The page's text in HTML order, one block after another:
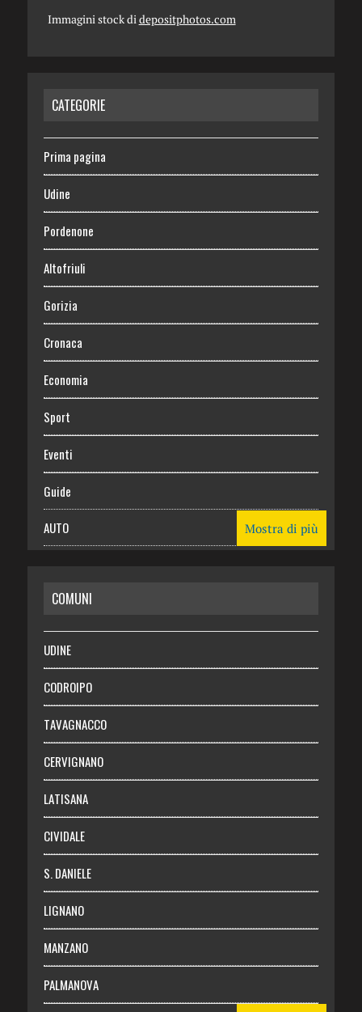
Immagini stock di depositphotos.com
CATEGORIE
Prima pagina
Udine
Pordenone
Altofriuli
Gorizia
Cronaca
Economia
Sport
Eventi
Guide
AUTO
RISPARMIO
SALUTE
Necrologie
Chi siamo
Abbonati
Login
Mostra di più
COMUNI
UDINE
CODROIPO
TAVAGNACCO
CERVIGNANO
LATISANA
CIVIDALE
S. DANIELE
LIGNANO
MANZANO
PALMANOVA